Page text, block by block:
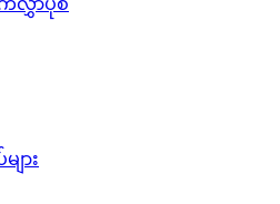
က်လွှာပုံစံ
ျား